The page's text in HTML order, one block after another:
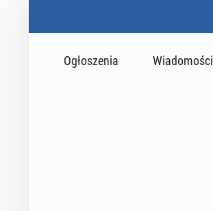
Ogłoszenia Wiadomości